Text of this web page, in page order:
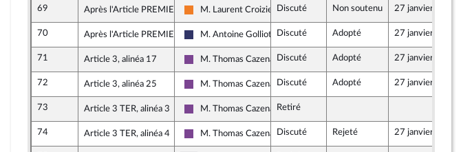
69 Après l'Article PREMIER
Les Démocrates
M. Laurent Croizier Discuté Non soutenu 27 janvier 2025
70 Après l'Article PREMIER
Rassemblement National
M. Antoine Golliot Discuté Adopté 27 janvier 2025
71 Article 3, alinéa 17
Ensemble pour la République
M. Thomas CazenaveDiscuté Adopté 27 janvier 2025
72 Article 3, alinéa 25
Ensemble pour la République
M. Thomas CazenaveDiscuté Adopté 27 janvier 2025
73 Article 3 TER, alinéa 3
Ensemble pour la République
M. Thomas CazenaveRetiré
74 Article 3 TER, alinéa 4
Ensemble pour la République
M. Thomas CazenaveDiscuté Rejeté 27 janvier 2025